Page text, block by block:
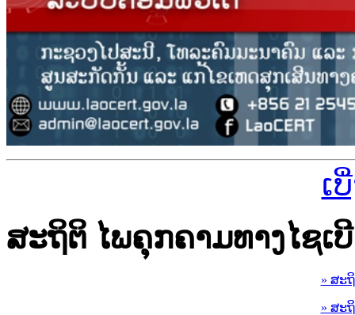
ເ
ສະຖິຕິ ໄພຄຸກຄາມທາງໄຊເບີ
» ສະ
» ສະ